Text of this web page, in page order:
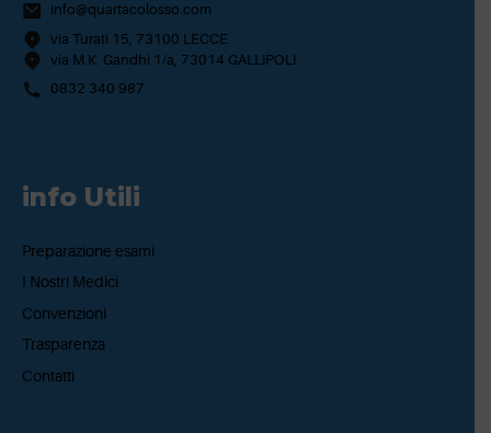
info@quartacolosso.com
via Turati 15, 73100 LECCE
via M.K. Gandhi 1/a, 73014 GALLIPOLI
0832 340 987
info Utili
Preparazione esami
I Nostri Medici
Convenzioni
Trasparenza
Contatti